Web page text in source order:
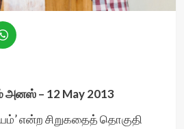
அனஸ் – 12 May 2013
என்ற சிறுகதைத் தொகுதி